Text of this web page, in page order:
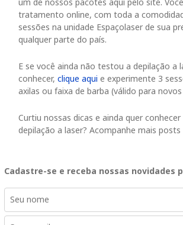
tratamento online, com toda a
sessões na unidade Espaçolaser de sua
qualquer parte do país.
E se você ainda não testou a depilação a
conhecer, clique aqui e experimente 3
axilas ou faixa de barba (válido para
Curtiu nossas dicas e ainda quer
depilação a laser? Acompanhe mais
Cadastre-se e receba nossas novidades